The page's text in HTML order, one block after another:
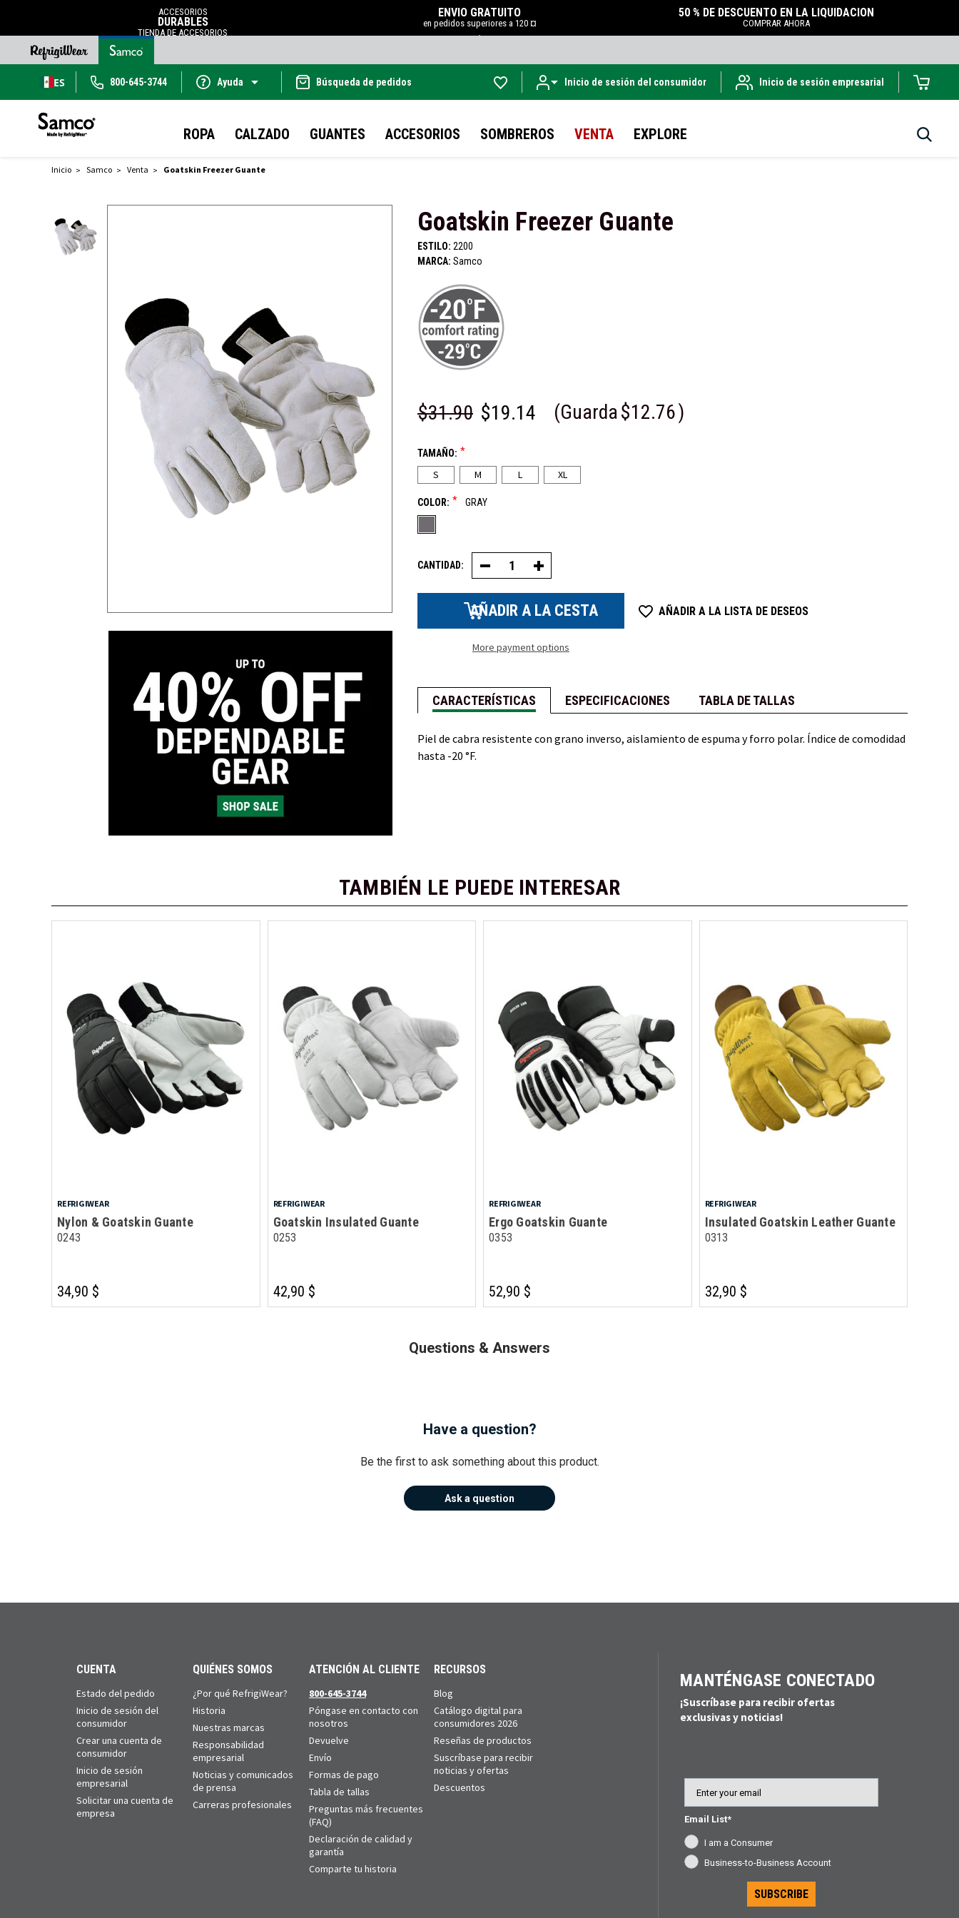
ACCESORIOS
DURABLES
TIENDA DE ACCESORIOS
ENVÍO GRATUITO
en pedidos superiores a 120 ¤
.
50 % DE DESCUENTO EN LA LIQUIDACIÓN
COMPRAR AHORA
ES 800-645-3744 Ayuda Búsqueda de pedidos Inicio de sesión del consumidor Inicio de sesión empresarial
ROPA CALZADO GUANTES ACCESORIOS SOMBREROS VENTA EXPLORE
Inicio Samco Venta Goatskin Freezer Guante
Goatskin Freezer Guante
ESTILO: 2200
MARCA: Samco
$31.90 $19.14 (Guarda$12.76)
TAMAÑO: *
S M L XL
COLOR: * GRAY
CANTIDAD: Decrease
Quantity
of
Goatskin
Freezer
Increase
Quantity
of
Freezer
More payment options
AÑADIR A LA LISTA DE DESEOS
CARACTERÍSTICAS ESPECIFICACIONES TABLA DE TALLAS
Piel de cabra resistente con grano inverso, aislamiento de espuma y forro polar. Índice de comodidad
hasta -20 °F.
TAMBIÉN LE PUEDE INTERESAR
REFRIGIWEAR
Nylon & Goatskin Guante
0243
34,90 $
REFRIGIWEAR
Goatskin Insulated Guante
0253
42,90 $
REFRIGIWEAR
Ergo Goatskin Guante
0353
52,90 $
REFRIGIWEAR
Insulated Goatskin Leather Guante
0313
32,90 $
Questions & Answers
Have a question?
Be the first to ask something about this product.
Ask a question
CUENTA
Estado del pedido
Inicio de sesión del
consumidor
Crear una cuenta de
consumidor
Inicio de sesión
empresarial
Solicitar una cuenta de
empresa
QUIÉNES SOMOS
¿Por qué RefrigiWear?
Historia
Nuestras marcas
Responsabilidad
empresarial
Noticias y comunicados
de prensa
Carreras profesionales
ATENCIÓN AL CLIENTE
800-645-3744
Póngase en contacto con
nosotros
Devuelve
Envío
Formas de pago
Tabla de tallas
Preguntas más frecuentes
(FAQ)
Declaración de calidad y
garantía
Comparte tu historia
RECURSOS
Blog
Catálogo digital para
consumidores 2026
Reseñas de productos
Suscríbase para recibir
noticias y ofertas
Descuentos
MANTÉNGASE CONECTADO
¡Suscríbase para recibir ofertas
exclusivas y noticias!
Email List*
I am a Consumer
Business-to-Business Account
SUBSCRIBE